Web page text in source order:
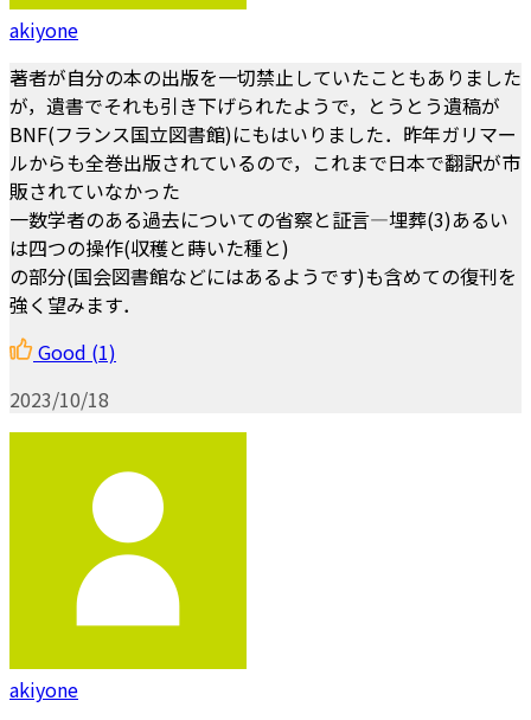
akiyone
著者が自分の本の出版を一切禁止していたこともありました
が，遺書でそれも引き下げられたようで，とうとう遺稿が
BNF(フランス国立図書館)にもはいりました．昨年ガリマー
ルからも全巻出版されているので，これまで日本で翻訳が市
販されていなかった
一数学者のある過去についての省察と証言―埋葬(3)あるい
は四つの操作(収穫と蒔いた種と)
の部分(国会図書館などにはあるようです)も含めての復刊を
強く望みます．
Good (1)
2023/10/18
akiyone